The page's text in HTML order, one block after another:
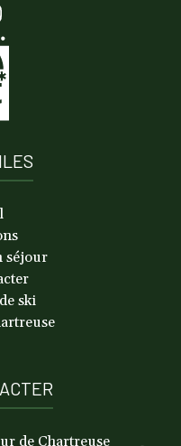
séjour
ski
de Chartreuse